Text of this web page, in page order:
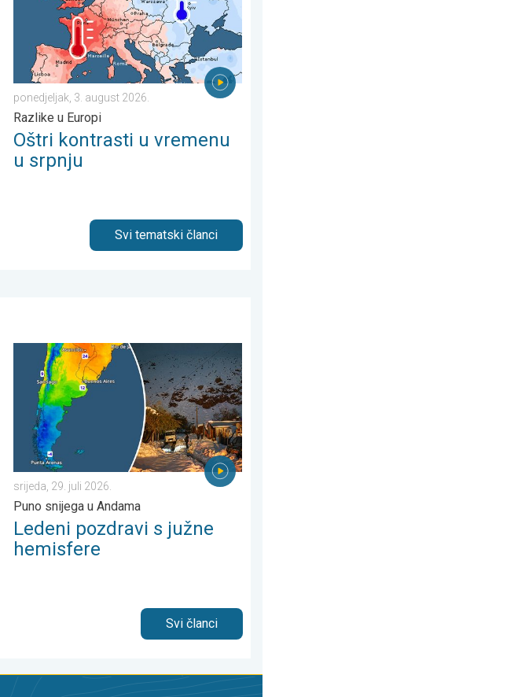
ponedjeljak, 3. august 2026.
Razlike u Europi
Oštri kontrasti u vremenu
u srpnju
Svi tematski članci
stabilno. . . utorak, 28. juli 2026.
Ledeni pozdravi s južne hemisfere. Puno snijega u Andama. . . srijeda, 29. juli 2026.
srijeda, 29. juli 2026.
Puno snijega u Andama
Ledeni pozdravi s južne
hemisfere
Svi članci